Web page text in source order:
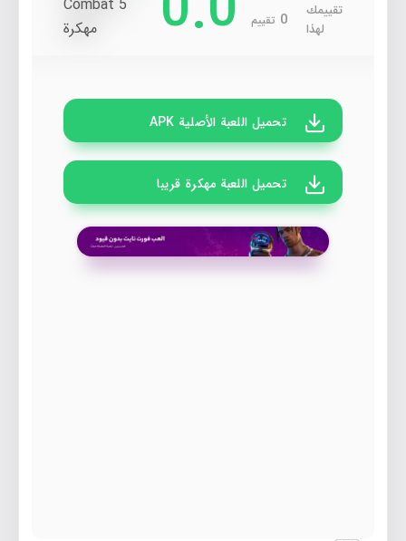
تقييمك
لهذا
0 تقييم
تحميل اللعبة الأصلية APK
تحميل اللعبة مهكرة قريبا